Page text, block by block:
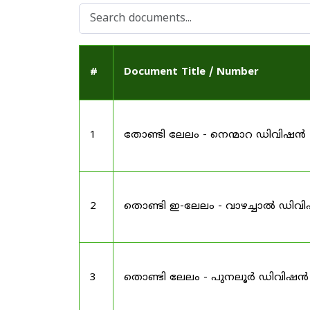
# Document Title / Number
1 തോണ്ടി ലേലം - നെന്മാറ ഡിവിഷൻ
2 തൊണ്ടി ഇ-ലേലം - വാഴച്ചാൽ
3 തൊണ്ടി ലേലം - പുനലൂർ ഡിവിഷൻ